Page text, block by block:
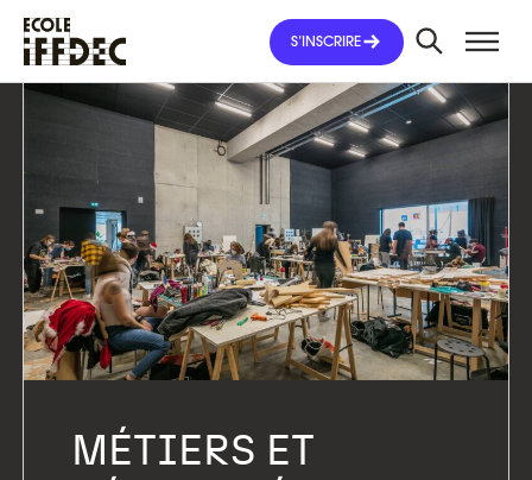
contenu
S’INSCRIRE
MÉTIERS ET